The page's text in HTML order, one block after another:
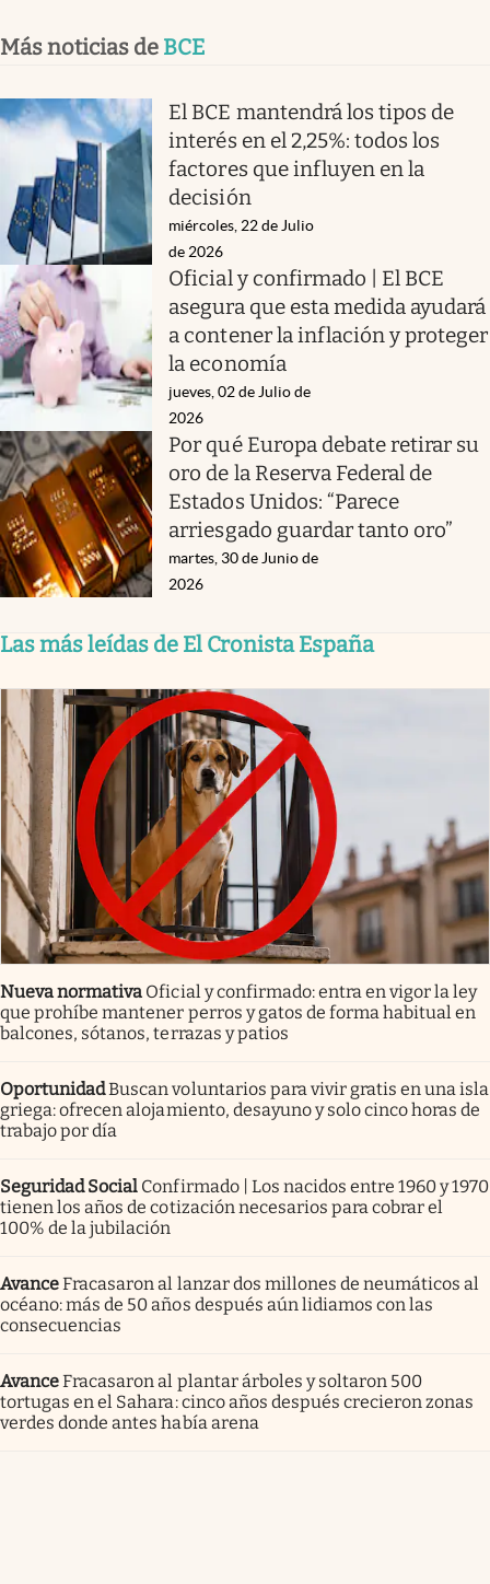
Más noticias de BCE
El BCE mantendrá los tipos de
interés en el 2,25%: todos los
factores que influyen en la
decisión
miércoles, 22 de Julio
de 2026
Oficial y confirmado | El BCE
asegura que esta medida ayudará
a contener la inflación y proteger
la economía
jueves, 02 de Julio de
2026
Por qué Europa debate retirar su
oro de la Reserva Federal de
Estados Unidos: “Parece
arriesgado guardar tanto oro”
martes, 30 de Junio de
2026
Las más leídas de El Cronista España
Nueva normativa Oficial y confirmado: entra en vigor la ley
que prohíbe mantener perros y gatos de forma habitual en
balcones, sótanos, terrazas y patios
OportunidadBuscan voluntarios para vivir gratis en una isla
griega: ofrecen alojamiento, desayuno y solo cinco horas de
trabajo por día
Seguridad Social Confirmado | Los nacidos entre 1960 y 1970
tienen los años de cotización necesarios para cobrar el
100% de la jubilación
AvanceFracasaron al lanzar dos millones de neumáticos al
océano: más de 50 años después aún lidiamos con las
consecuencias
AvanceFracasaron al plantar árboles y soltaron 500
tortugas en el Sahara: cinco años después crecieron zonas
verdes donde antes había arena